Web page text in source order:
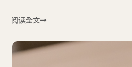
阅读全文